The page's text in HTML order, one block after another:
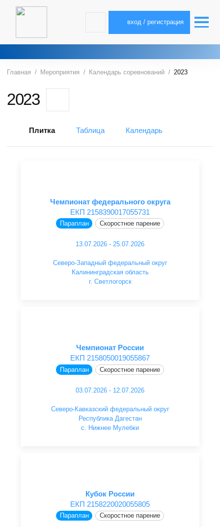
вход / регистрация
Главная Мероприятия Календарь соревнований 2023
2023
Плитка Таблица Календарь
Чемпионат федерального округа
ЕКП 2158390017055731
Параплан Скоростное парение
13.07.2026 - 25.07.2026
Северо-Западный федеральный округ
Калининградская область
г. Светлогорск
Чемпионат России
ЕКП 2158050019055867
Параплан Скоростное парение
03.07.2026 - 12.07.2026
Северо-Кавказский федеральный округ
Республика Дагестан
с. Нижнее Мулебки
Кубок России
ЕКП 2158220020055805
Параплан Скоростное парение